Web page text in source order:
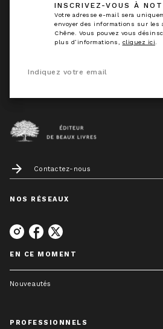
INSCRIVEZ-VOUS À
Votre adresse e-mail sera
envoyer des informations sur les
Chêne. Vous pouvez vous
plus d’informations, cliquez ici
Indiquez votre email
arrow_forward Contactez-nous
NOS RÉSEAUX
EN CE MOMENT
Nouveautés
PROFESSIONNELS